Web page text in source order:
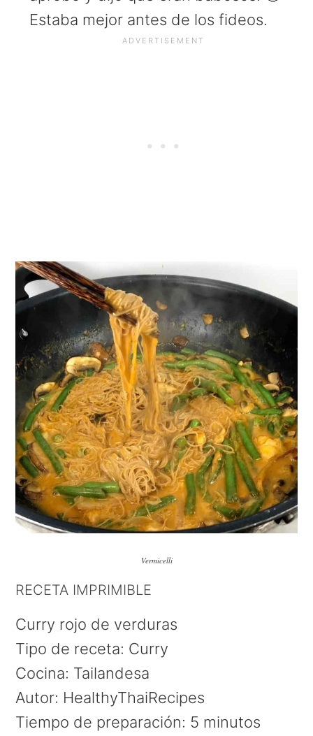
Estaba mejor antes de los fideos.
Vermicelli
RECETA IMPRIMIBLE
Curry rojo de verduras
Tipo de receta: Curry
Cocina: Tailandesa
Autor: HealthyThaiRecipes
Tiempo de preparación: 5 minutos